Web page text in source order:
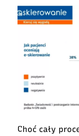
Choć cały